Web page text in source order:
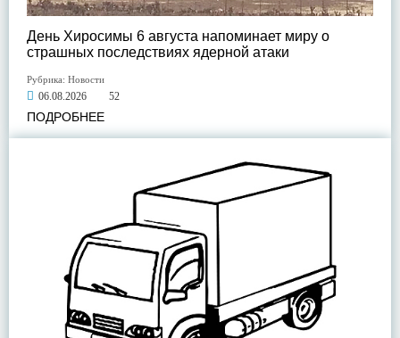
День Хиросимы 6 августа напоминает миру о
страшных последствиях ядерной атаки
Рубрика: Новости
06.08.2026 52
ПОДРОБНЕЕ